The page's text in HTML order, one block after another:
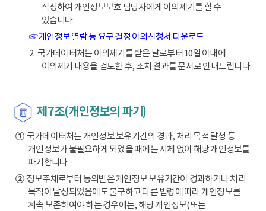
작성하여 개인정보보호 담당자에게 이의제기를 할 수
있습니다.
☞ 개인정보 열람 등 요구 결정 이의신청서 다운로드
2. 국가데이터처는 이의제기를 받은 날로부터 10일 이내에
이의제기 내용을 검토한 후, 조치 결과를 문서로 안내드립니다.
제7조(개인정보의 파기)
①국가데이터처는 개인정보 보유기간의 경과, 처리 목적 달성 등
개인정보가 불필요하게 되었을 때에는 지체 없이 해당 개인정보를
파기합니다.
②정보주체로부터 동의받은 개인정보 보유기간이 경과하거나 처리
목적이 달성되었음에도 불구하고 다른 법령에 따라 개인정보를
계속 보존하여야 하는 경우에는, 해당 개인정보(또는